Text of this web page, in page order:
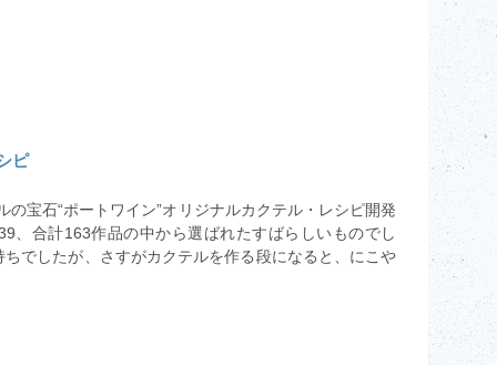
ピ
宝石“ポートワイン”オリジナルカクテル・レシピ開発
、合計163作品の中から選ばれたすばらしいものでし
でしたが、さすがカクテルを作る段になると、にこや